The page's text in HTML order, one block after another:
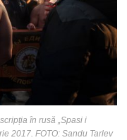
în rusă „Spasi i
2017. FOTO: Sandu Tarlev